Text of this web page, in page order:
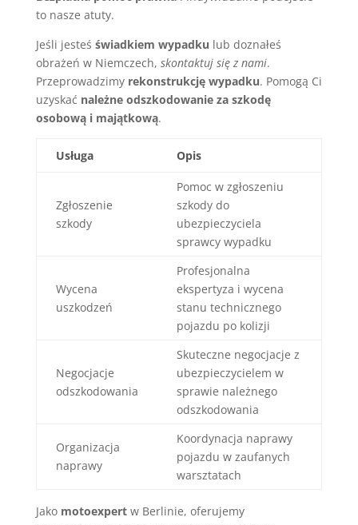
to nasze atuty.
Jeśli jesteś świadkiem wypadku lub doznałeś
obrażeń w Niemczech, skontaktuj się z nami.
Przeprowadzimy rekonstrukcję wypadku. Pomogą Ci
uzyskać należne odszkodowanie za szkodę
osobową i majątkową.
Usługa Opis
Zgłoszenie
szkody
Pomoc w zgłoszeniu
szkody do
ubezpieczyciela
sprawcy wypadku
Wycena
uszkodzeń
Profesjonalna
ekspertyza i wycena
stanu technicznego
pojazdu po kolizji
Negocjacje
odszkodowania
Skuteczne negocjacje z
ubezpieczycielem w
sprawie należnego
odszkodowania
Organizacja
naprawy
Koordynacja naprawy
pojazdu w zaufanych
warsztatach
Jako motoexpertw Berlinie, oferujemy